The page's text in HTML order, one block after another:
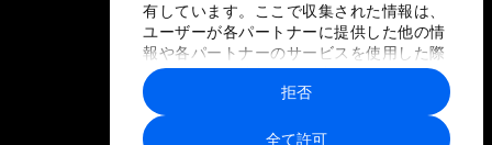
有しています。ここで収集された情報は、
ユーザーが各パートナーに提供した他の情
報や各パートナーのサービスを使用した際
に収集された情報と組み合わされ、各パー
トナーによって使用されることがありま
す。
全て許可
拒否
プライバシーポリシーと利用規約